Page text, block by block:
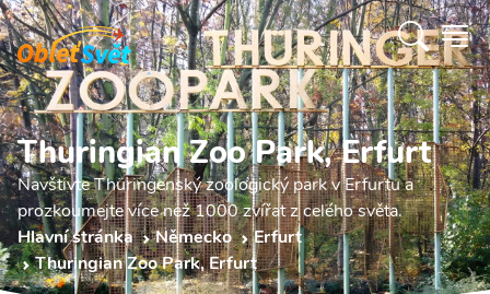
Thuringian Zoo Park, Erfurt
Navštivte Thüringenský zoologický park v Erfurtu a
prozkoumejte více než 1000 zvířat z celého světa.
Hlavní stránka
Německo
Erfurt
Thuringian Zoo Park, Erfurt